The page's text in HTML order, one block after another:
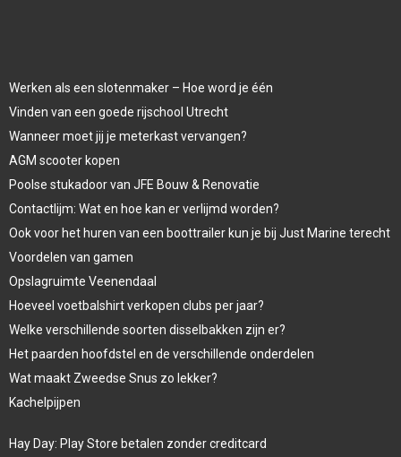
Werken als een slotenmaker – Hoe word je één
Vinden van een goede rijschool Utrecht
Wanneer moet jij je meterkast vervangen?
AGM scooter kopen
Poolse stukadoor van JFE Bouw & Renovatie
Contactlijm: Wat en hoe kan er verlijmd worden?
Ook voor het huren van een boottrailer kun je bij Just Marine terecht
Voordelen van gamen
Opslagruimte Veenendaal
Hoeveel voetbalshirt verkopen clubs per jaar?
Welke verschillende soorten disselbakken zijn er?
Het paarden hoofdstel en de verschillende onderdelen
Wat maakt Zweedse Snus zo lekker?
Kachelpijpen
Hay Day: Play Store betalen zonder creditcard